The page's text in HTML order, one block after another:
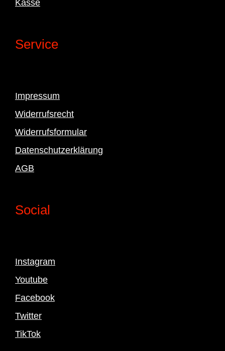
Kasse
Service
Impressum
Widerrufsrecht
Widerrufsformular
Datenschutzerklärung
AGB
Social
Instagram
Youtube
Facebook
Twitter
TikTok